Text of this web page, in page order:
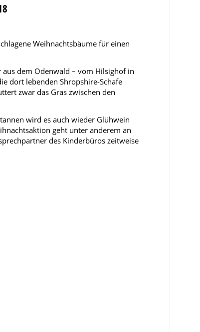
Weihnachtsbäume für einen
dem Odenwald – vom Hilsighof in
dort lebenden Shropshire-Schafe
zwar das Gras zwischen den
wird es auch wieder Glühwein
geht unter anderem an
des Kinderbüros zeitweise